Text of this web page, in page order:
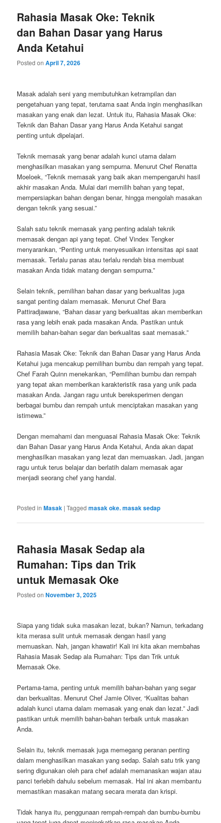
Rahasia Masak Oke: Teknik
dan Bahan Dasar yang Harus
Anda Ketahui
Posted onApril 7, 2026
Masak adalah seni yang membutuhkan ketrampilan dan
pengetahuan yang tepat, terutama saat Anda ingin menghasilkan
masakan yang enak dan lezat. Untuk itu, Rahasia Masak Oke:
Teknik dan Bahan Dasar yang Harus Anda Ketahui sangat
penting untuk dipelajari.
Teknik memasak yang benar adalah kunci utama dalam
menghasilkan masakan yang sempurna. Menurut Chef Renatta
Moeloek, “Teknik memasak yang baik akan mempengaruhi hasil
akhir masakan Anda. Mulai dari memilih bahan yang tepat,
mempersiapkan bahan dengan benar, hingga mengolah masakan
dengan teknik yang sesuai.”
Salah satu teknik memasak yang penting adalah teknik
memasak dengan api yang tepat. Chef Vindex Tengker
menyarankan, “Penting untuk menyesuaikan intensitas api saat
memasak. Terlalu panas atau terlalu rendah bisa membuat
masakan Anda tidak matang dengan sempurna.”
Selain teknik, pemilihan bahan dasar yang berkualitas juga
sangat penting dalam memasak. Menurut Chef Bara
Pattiradjawane, “Bahan dasar yang berkualitas akan memberikan
rasa yang lebih enak pada masakan Anda. Pastikan untuk
memilih bahan-bahan segar dan berkualitas saat memasak.”
Rahasia Masak Oke: Teknik dan Bahan Dasar yang Harus Anda
Ketahui juga mencakup pemilihan bumbu dan rempah yang tepat.
Chef Farah Quinn menekankan, “Pemilihan bumbu dan rempah
yang tepat akan memberikan karakteristik rasa yang unik pada
masakan Anda. Jangan ragu untuk bereksperimen dengan
berbagai bumbu dan rempah untuk menciptakan masakan yang
istimewa.”
Dengan memahami dan menguasai Rahasia Masak Oke: Teknik
dan Bahan Dasar yang Harus Anda Ketahui, Anda akan dapat
menghasilkan masakan yang lezat dan memuaskan. Jadi, jangan
ragu untuk terus belajar dan berlatih dalam memasak agar
menjadi seorang chef yang handal.
Posted in Masak |Tagged masak oke. masak sedap
Rahasia Masak Sedap ala
Rumahan: Tips dan Trik
untuk Memasak Oke
Posted onNovember 3, 2025
Siapa yang tidak suka masakan lezat, bukan? Namun, terkadang
kita merasa sulit untuk memasak dengan hasil yang
memuaskan. Nah, jangan khawatir! Kali ini kita akan membahas
Rahasia Masak Sedap ala Rumahan: Tips dan Trik untuk
Memasak Oke.
Pertama-tama, penting untuk memilih bahan-bahan yang segar
dan berkualitas. Menurut Chef Jamie Oliver, “Kualitas bahan
adalah kunci utama dalam memasak yang enak dan lezat.” Jadi
pastikan untuk memilih bahan-bahan terbaik untuk masakan
Anda.
Selain itu, teknik memasak juga memegang peranan penting
dalam menghasilkan masakan yang sedap. Salah satu trik yang
sering digunakan oleh para chef adalah memanaskan wajan atau
panci terlebih dahulu sebelum memasak. Hal ini akan membantu
memastikan masakan matang secara merata dan krispi.
Tidak hanya itu, penggunaan rempah-rempah dan bumbu-bumbu